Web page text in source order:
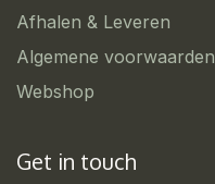
Afhalen & Leveren
Algemene voorwaarden
Webshop
Get in touch